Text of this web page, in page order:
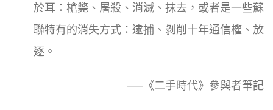
於耳：槍斃、屠殺、消滅、抹去，或者是一些蘇
聯特有的消失方式：逮捕、剝削十年通信權、放
逐。
──《二手時代》參與者筆記